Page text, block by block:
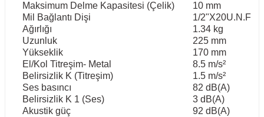
Maksimum Delme Kapasitesi (Çelik)
10 mm
Mil Bağlantı Dişi
1/2"X20U.N.F
Ağırlığı
1.34 kg
Uzunluk
225 mm
Yükseklik
170 mm
El/Kol Titreşim- Metal
8.5 m/s²
Belirsizlik K (Titreşim)
1.5 m/s²
Ses basıncı
82 dB(A)
Belirsizlik K 1 (Ses)
3 dB(A)
Akustik güç
92 dB(A)